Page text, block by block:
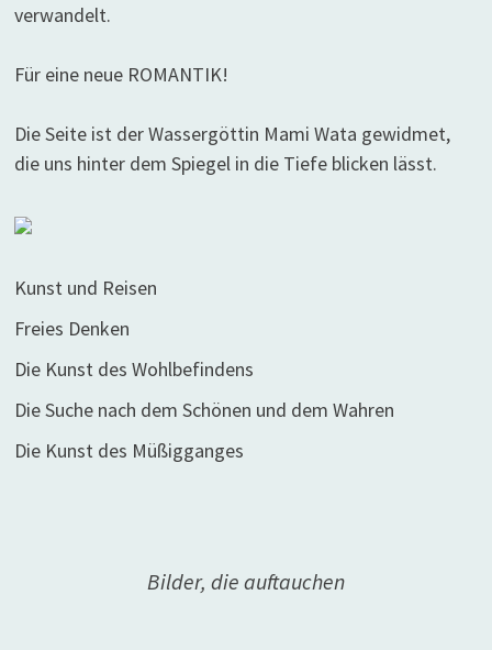
verwandelt.
Für eine neue ROMANTIK!
Die Seite ist der Wassergöttin Mami Wata gewidmet,
die uns hinter dem Spiegel in die Tiefe blicken lässt.
Kunst und Reisen
Freies Denken
Die Kunst des Wohlbefindens
Die Suche nach dem Schönen und dem Wahren
Die Kunst des Müßigganges
Bilder, die auftauchen